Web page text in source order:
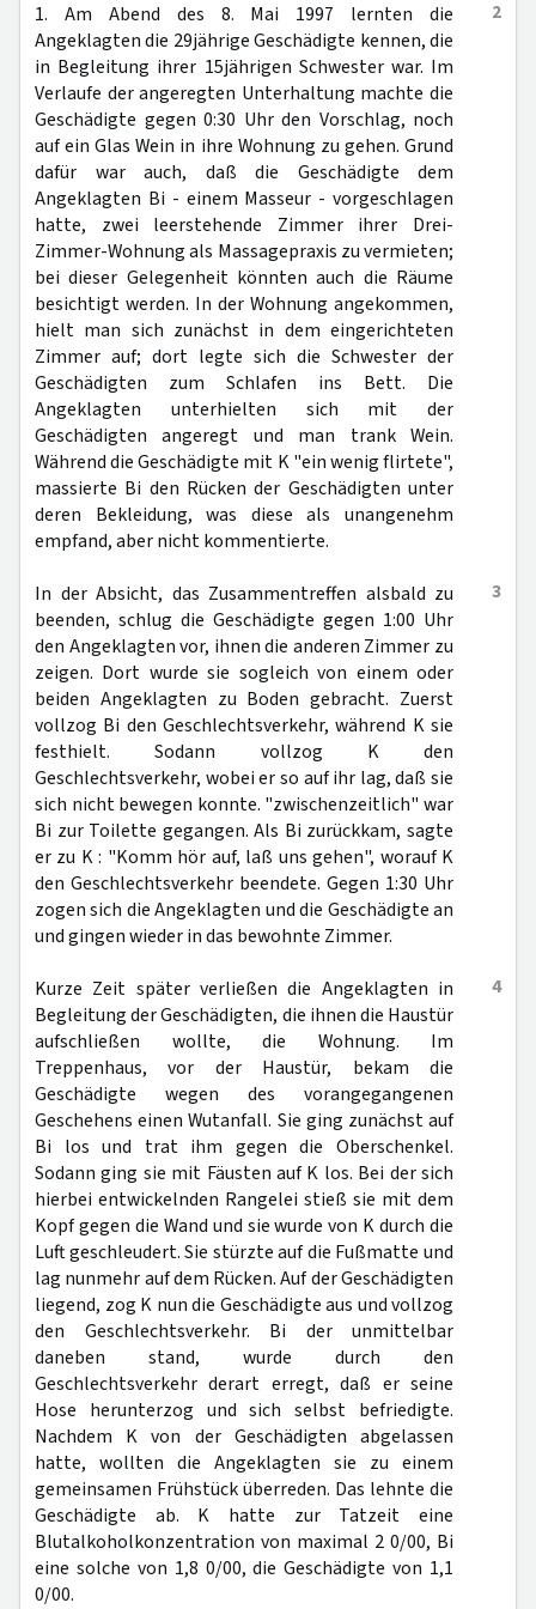
2
1. Am Abend des 8. Mai 1997 lernten die
Angeklagten die 29jährige Geschädigte kennen, die
in Begleitung ihrer 15jährigen Schwester war. Im
Verlaufe der angeregten Unterhaltung machte die
Geschädigte gegen 0:30 Uhr den Vorschlag, noch
auf ein Glas Wein in ihre Wohnung zu gehen. Grund
dafür war auch, daß die Geschädigte dem
Angeklagten Bi - einem Masseur - vorgeschlagen
hatte, zwei leerstehende Zimmer ihrer Drei-
Zimmer-Wohnung als Massagepraxis zu vermieten;
bei dieser Gelegenheit könnten auch die Räume
besichtigt werden. In der Wohnung angekommen,
hielt man sich zunächst in dem eingerichteten
Zimmer auf; dort legte sich die Schwester der
Geschädigten zum Schlafen ins Bett. Die
Angeklagten unterhielten sich mit der
Geschädigten angeregt und man trank Wein.
Während die Geschädigte mit K "ein wenig flirtete",
massierte Bi den Rücken der Geschädigten unter
deren Bekleidung, was diese als unangenehm
empfand, aber nicht kommentierte.
3
In der Absicht, das Zusammentreffen alsbald zu
beenden, schlug die Geschädigte gegen 1:00 Uhr
den Angeklagten vor, ihnen die anderen Zimmer zu
zeigen. Dort wurde sie sogleich von einem oder
beiden Angeklagten zu Boden gebracht. Zuerst
vollzog Bi den Geschlechtsverkehr, während K sie
festhielt. Sodann vollzog K den
Geschlechtsverkehr, wobei er so auf ihr lag, daß sie
sich nicht bewegen konnte. "zwischenzeitlich" war
Bi zur Toilette gegangen. Als Bi zurückkam, sagte
er zu K : "Komm hör auf, laß uns gehen", worauf K
den Geschlechtsverkehr beendete. Gegen 1:30 Uhr
zogen sich die Angeklagten und die Geschädigte an
und gingen wieder in das bewohnte Zimmer.
4
Kurze Zeit später verließen die Angeklagten in
Begleitung der Geschädigten, die ihnen die Haustür
aufschließen wollte, die Wohnung. Im
Treppenhaus, vor der Haustür, bekam die
Geschädigte wegen des vorangegangenen
Geschehens einen Wutanfall. Sie ging zunächst auf
Bi los und trat ihm gegen die Oberschenkel.
Sodann ging sie mit Fäusten auf K los. Bei der sich
hierbei entwickelnden Rangelei stieß sie mit dem
Kopf gegen die Wand und sie wurde von K durch die
Luft geschleudert. Sie stürzte auf die Fußmatte und
lag nunmehr auf dem Rücken. Auf der Geschädigten
liegend, zog K nun die Geschädigte aus und vollzog
den Geschlechtsverkehr. Bi der unmittelbar
daneben stand, wurde durch den
Geschlechtsverkehr derart erregt, daß er seine
Hose herunterzog und sich selbst befriedigte.
Nachdem K von der Geschädigten abgelassen
hatte, wollten die Angeklagten sie zu einem
gemeinsamen Frühstück überreden. Das lehnte die
Geschädigte ab. K hatte zur Tatzeit eine
Blutalkoholkonzentration von maximal 2 0/00, Bi
eine solche von 1,8 0/00, die Geschädigte von 1,1
0/00.